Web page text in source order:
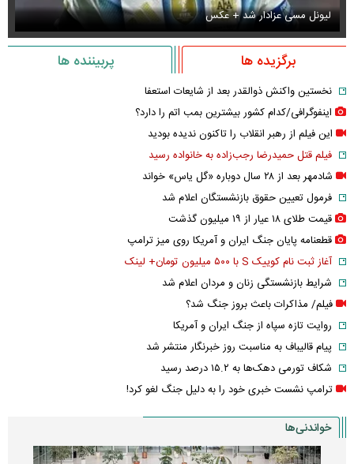
لیونل مسی عزادار شد + عکس
برگزیده ها پربیننده ها
نخستین واکنش ذوالقدر بعد از شایعات استعفا
اینفوگرافی/کدام کشور بیشترین بمب اتم را دارد؟
این فیلم از رهبر انقلاب را تاکنون ندیده بودید
فیلم قتل حمیدرضا رجب‌زاده به خانواده رسید
شادمهر بعد از ۲۸ سال دوباره «گل یاس» خواند
فرمول تعیین حقوق بازنشستگان اعلام شد
قیمت طلای ۱۸ عیار از ۱۹ میلیون گذشت
قطعنامه پایان جنگ ایران و آمریکا روی میز ترامپ
آغاز ثبت نام کوییک S با ۵۰۰ میلیون تومان+ لینک
شرایط بازنشستگی زنان و مردان اعلام شد
فیلم/ مذاکرات باعث بروز جنگ شد؟
روایت تازه سپاه از جنگ ایران و آمریکا
پیام قالیباف به مناسبت روز خبرنگار منتشر شد
شکاف تورمی دهک‌ها به ۱۵.۲ درصد رسید
ترامپ نشست خبری خود را به دلیل جنگ لغو کرد!
خواندنی‌ها